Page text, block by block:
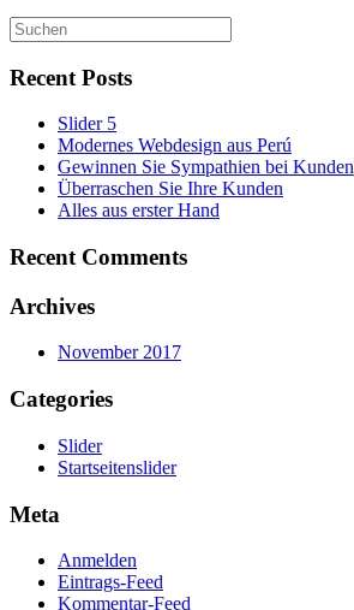
Recent Posts
Slider 5
Modernes Webdesign aus Perú
Gewinnen Sie Sympathien bei Kunden
Überraschen Sie Ihre Kunden
Alles aus erster Hand
Recent Comments
Archives
November 2017
Categories
Slider
Startseitenslider
Meta
Anmelden
Eintrags-Feed
Kommentar-Feed